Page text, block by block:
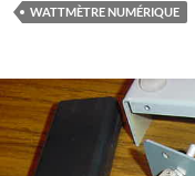
WATTMÈTRE NUMÉRIQUE